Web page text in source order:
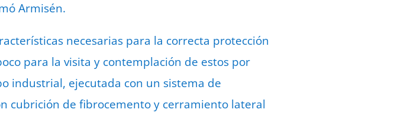
Armisén.
necesarias para la correcta protección
para la visita y contemplación de estos por
industrial, ejecutada con un sistema de
cubrición de fibrocemento y cerramiento lateral